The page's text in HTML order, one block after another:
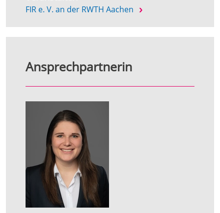
FIR e. V. an der RWTH Aachen
Ansprechpartnerin